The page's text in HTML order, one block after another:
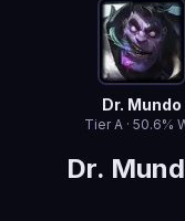
Dr. Mundo
TierA· 50.6%
Dr.